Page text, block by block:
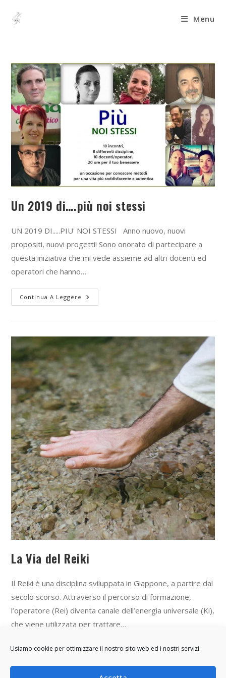
Usiamo cookie per ottimizzare il nostro sito web ed i nostri servizi.
Menu
Un 2019 di….più noi stessi
UN 2019 DI.....PIU' NOI STESSI Anno nuovo, nuovi
propositi, nuovi progetti! Sono onorato di partecipare a
questa iniziativa che mi vede assieme ad altri docenti ed
operatori che hanno…
Continua A Leggere
La Via del Reiki
Il Reiki è una disciplina sviluppata in Giappone, a partire dal
secolo scorso. Attraverso il percorso di formazione,
l’operatore (Rei) diventa canale dell’energia universale (Ki),
che viene utilizzata per trattare…
Continua A Leggere